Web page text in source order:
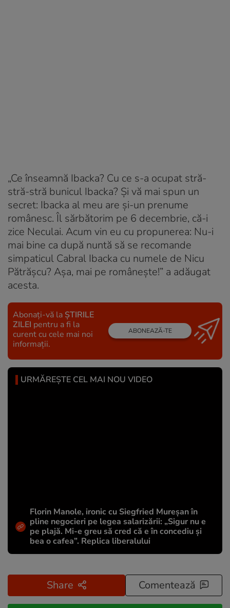
„Ce înseamnă Ibacka? Cu ce s-a ocupat stră-
stră-stră bunicul Ibacka? Și vă mai spun un
secret: Ibacka al meu are și-un prenume
românesc. Îl sărbătorim pe 6 decembrie, că-i
zice Neculai. Acum vin eu cu propunerea: Nu-i
mai bine ca după nuntă să se recomande
simpaticul Cabral Ibacka cu numele de Nicu
Pătrășcu? Așa, mai pe românește!” a adăugat
acesta.
Abonați-vă la ȘTIRILE
ZILEI pentru a fi la
curent cu cele mai noi
informații.
ABONEAZĂ-TE
URMĂREȘTE CEL MAI NOU VIDEO
Florin Manole, ironic cu Siegfried Mureșan în
pline negocieri pe legea salarizării: „Sigur nu e
pe plajă. Mi-e greu să cred că e în concediu și
bea o cafea”. Replica liberalului
Share Comentează